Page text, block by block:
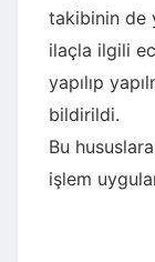
takibinin de
ilaçla ilgili
yapılıp
bildirildi.
Bu
işlem